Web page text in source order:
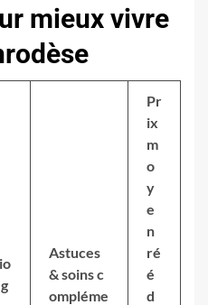
mieux vivre
Astuces
& soins c
ompléme
Pr
ix
m
o
y
e
n
ré
é
d